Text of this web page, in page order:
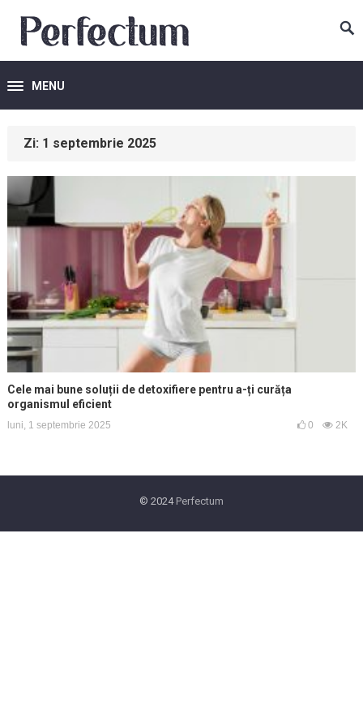
MENU
Zi: 1 septembrie 2025
Cele mai bune soluții de detoxifiere pentru a-ți curăța
organismul eficient
luni, 1 septembrie 2025 0 2K
© 2024 Perfectum